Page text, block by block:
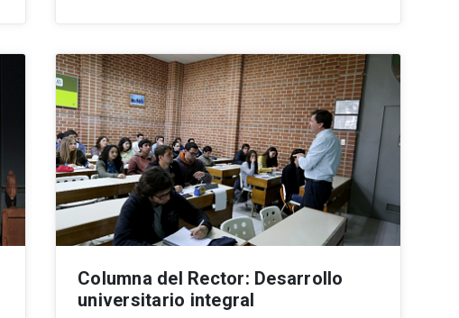
Columna del Rector: Desarrollo
universitario integral